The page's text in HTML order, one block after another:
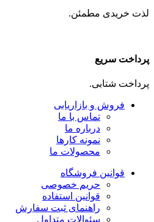
لذت خریدی مطمئن.
پرداخت سریع
پرداخت شتابی.
فروش و بازاریابی
تماس با ما
درباره ما
نمونه کارها
محصولات ما
قوانین فروشگاه
حریم خصوصی
قوانین استفاده
راهنمای ثبت سفارش
سئوالات متداول